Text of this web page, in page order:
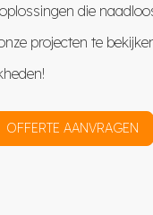
die
projecten te
OFFERTE AANVRAGEN